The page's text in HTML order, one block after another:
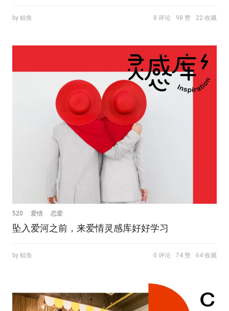
by 鲸鱼 8 评论 98 赞 22 收藏
520 爱情 恋爱
坠入爱河之前，来爱情灵感库好好学习
by 鲸鱼 0 评论 74 赞 64 收藏